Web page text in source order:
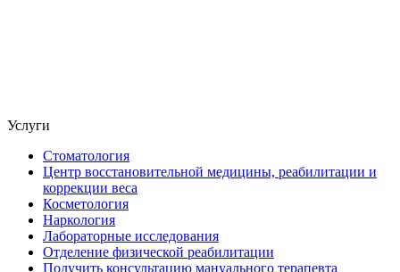
Услуги
Стоматология
Центр восстановительной медицины, реабилитации и
коррекции веса
Косметология
Наркология
Лабораторные исследования
Отделение физической реабилитации
Получить консультацию мануального терапевта